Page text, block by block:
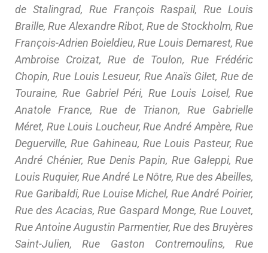
de Stalingrad, Rue François Raspail, Rue Louis
Braille, Rue Alexandre Ribot, Rue de Stockholm, Rue
François-Adrien Boieldieu, Rue Louis Demarest, Rue
Ambroise Croizat, Rue de Toulon, Rue Frédéric
Chopin, Rue Louis Lesueur, Rue Anaïs Gilet, Rue de
Touraine, Rue Gabriel Péri, Rue Louis Loisel, Rue
Anatole France, Rue de Trianon, Rue Gabrielle
Méret, Rue Louis Loucheur, Rue André Ampère, Rue
Deguerville, Rue Gahineau, Rue Louis Pasteur, Rue
André Chénier, Rue Denis Papin, Rue Galeppi, Rue
Louis Ruquier, Rue André Le Nôtre, Rue des Abeilles,
Rue Garibaldi, Rue Louise Michel, Rue André Poirier,
Rue des Acacias, Rue Gaspard Monge, Rue Louvet,
Rue Antoine Augustin Parmentier, Rue des Bruyères
Saint-Julien, Rue Gaston Contremoulins, Rue